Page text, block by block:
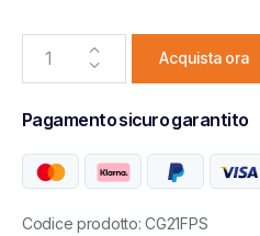
Acquista ora
Pagamento sicuro garantito
Codice prodotto: CG21FPS